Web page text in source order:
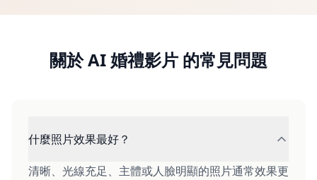
關於 AI 婚禮影片 的常見問題
什麼照片效果最好？
清晰、光線充足、主體或人臉明顯的照片通常效果更